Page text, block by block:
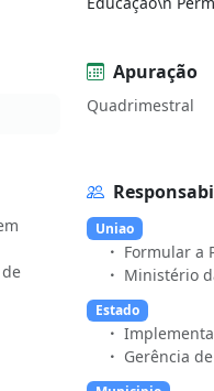
Apuração
Quadrimestral
Uniao
Formular a
Ministério
Estado
Gerência